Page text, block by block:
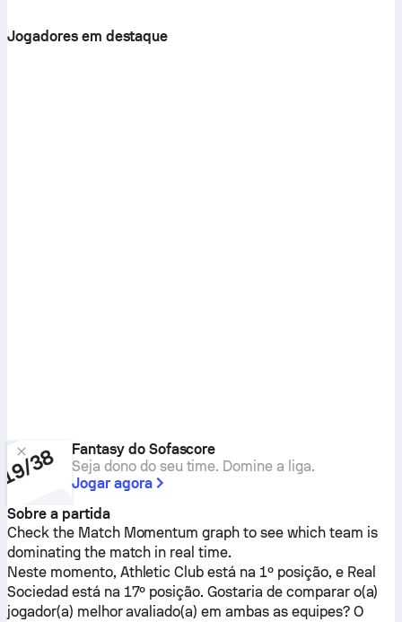
Jogadores em destaque
Fantasy do Sofascore
Seja dono do seu time. Domine a liga.
Jogar agora
Sobre a partida
Check the Match Momentum graph to see which team is
dominating the match in real time.
Neste momento, Athletic Club está na 1º posição, e Real
Sociedad está na 17º posição. Gostaria de comparar o(a)
jogador(a) melhor avaliado(a) em ambas as equipes? O